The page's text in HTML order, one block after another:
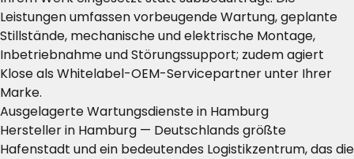
Leistungen umfassen vorbeugende Wartung, geplante
Stillstände, mechanische und elektrische Montage,
Inbetriebnahme und Störungssupport; zudem agiert
Klose als Whitelabel-OEM-Servicepartner unter Ihrer
Marke.
Ausgelagerte Wartungsdienste in Hamburg
Hersteller in Hamburg — Deutschlands größte
Hafenstadt und ein bedeutendes Logistikzentrum, das die